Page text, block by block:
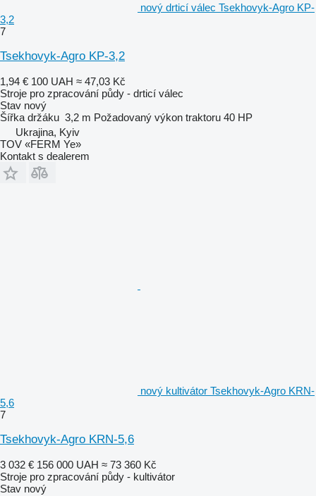
nový drticí válec Tsekhovyk-Agro KP-
3,2
7
Tsekhovyk-Agro KP-3,2
1,94 € 100 UAH ≈ 47,03 Kč
Stroje pro zpracování půdy - drticí válec
Stav nový
Šířka držáku 3,2 m Požadovaný výkon traktoru 40 HP
Ukrajina, Kyiv
TOV «FERM Ye»
Kontakt s dealerem
nový kultivátor Tsekhovyk-Agro KRN-
5,6
7
Tsekhovyk-Agro KRN-5,6
3 032 € 156 000 UAH ≈ 73 360 Kč
Stroje pro zpracování půdy - kultivátor
Stav nový